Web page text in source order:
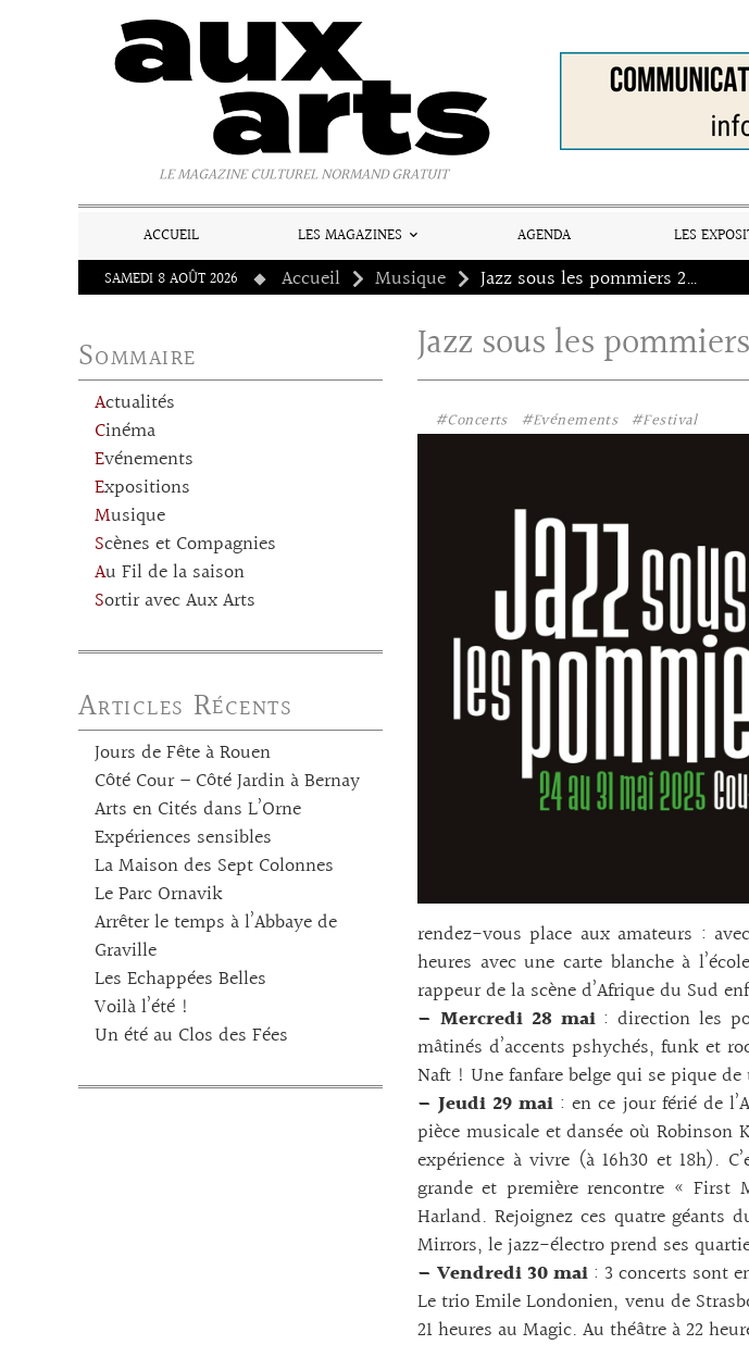
LE MAGAZINE CULTUREL NORMAND GRATUIT
ACCUEIL LES MAGAZINES AGENDA LES
SAMEDI 8 AOÛT 2026
Accueil Musique Jazz sous les pommiers 2025
Sommaire
Actualités
Cinéma
Evénements
Expositions
Musique
Scènes et Compagnies
Au Fil de la saison
Sortir avec Aux Arts
Articles Récents
Jours de Fête à Rouen
Côté Cour – Côté Jardin à Bernay
Arts en Cités dans L’Orne
Expériences sensibles
La Maison des Sept Colonnes
Le Parc Ornavik
Arrêter le temps à l’Abbaye de
Graville
Les Echappées Belles
Voilà l’été !
Un été au Clos des Fées
Jazz sous les
#Concerts
#Evénements #Festival
rendez-vous place aux amateurs :
heures avec une carte blanche à
rappeur de la scène d’Afrique du Sud
– Mercredi 28 mai: direction les
mâtinés d’accents pshychés, funk et
Naft ! Une fanfare belge qui se pique
– Jeudi 29 mai : en ce jour férié de
pièce musicale et dansée où
expérience à vivre (à 16h30 et 18h).
grande et première rencontre « First
Harland. Rejoignez ces quatre géants
Mirrors, le jazz-électro prend ses
– Vendredi 30 mai : 3 concerts sont
Le trio Emile Londonien, venu de
21 heures au Magic. Au théâtre à 22
Panneau de gestion des cookies